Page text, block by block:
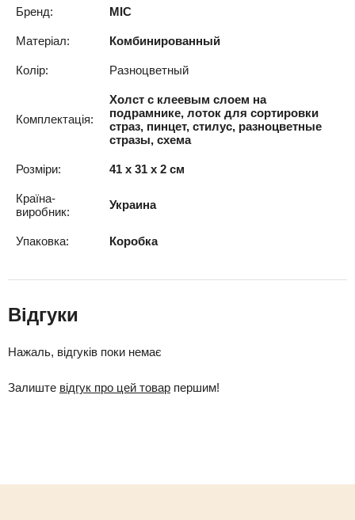
Бренд: MIC
Матеріал: Комбинированный
Колір: Разноцветный
Комплектація:
Холст с клеевым слоем на
подрамнике, лоток для сортировки
страз, пинцет, стилус, разноцветные
стразы, схема
Розміри: 41 x 31 x 2 см
Країна-
виробник:
Украина
Упаковка: Коробка
Відгуки
Нажаль, відгуків поки немає
Залиште відгук про цей товар першим!